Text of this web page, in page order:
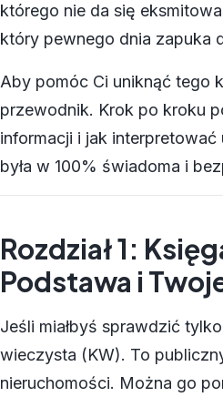
którego nie da się
który pewnego dnia zapuka
Aby pomóc Ci uniknąć tego
przewodnik. Krok po kroku
informacji i jak
była w 100% świadoma i
Rozdział 1:
Podstawa i
Jeśli miałbyś sprawdzić
wieczysta (KW). To
nieruchomości. Można go